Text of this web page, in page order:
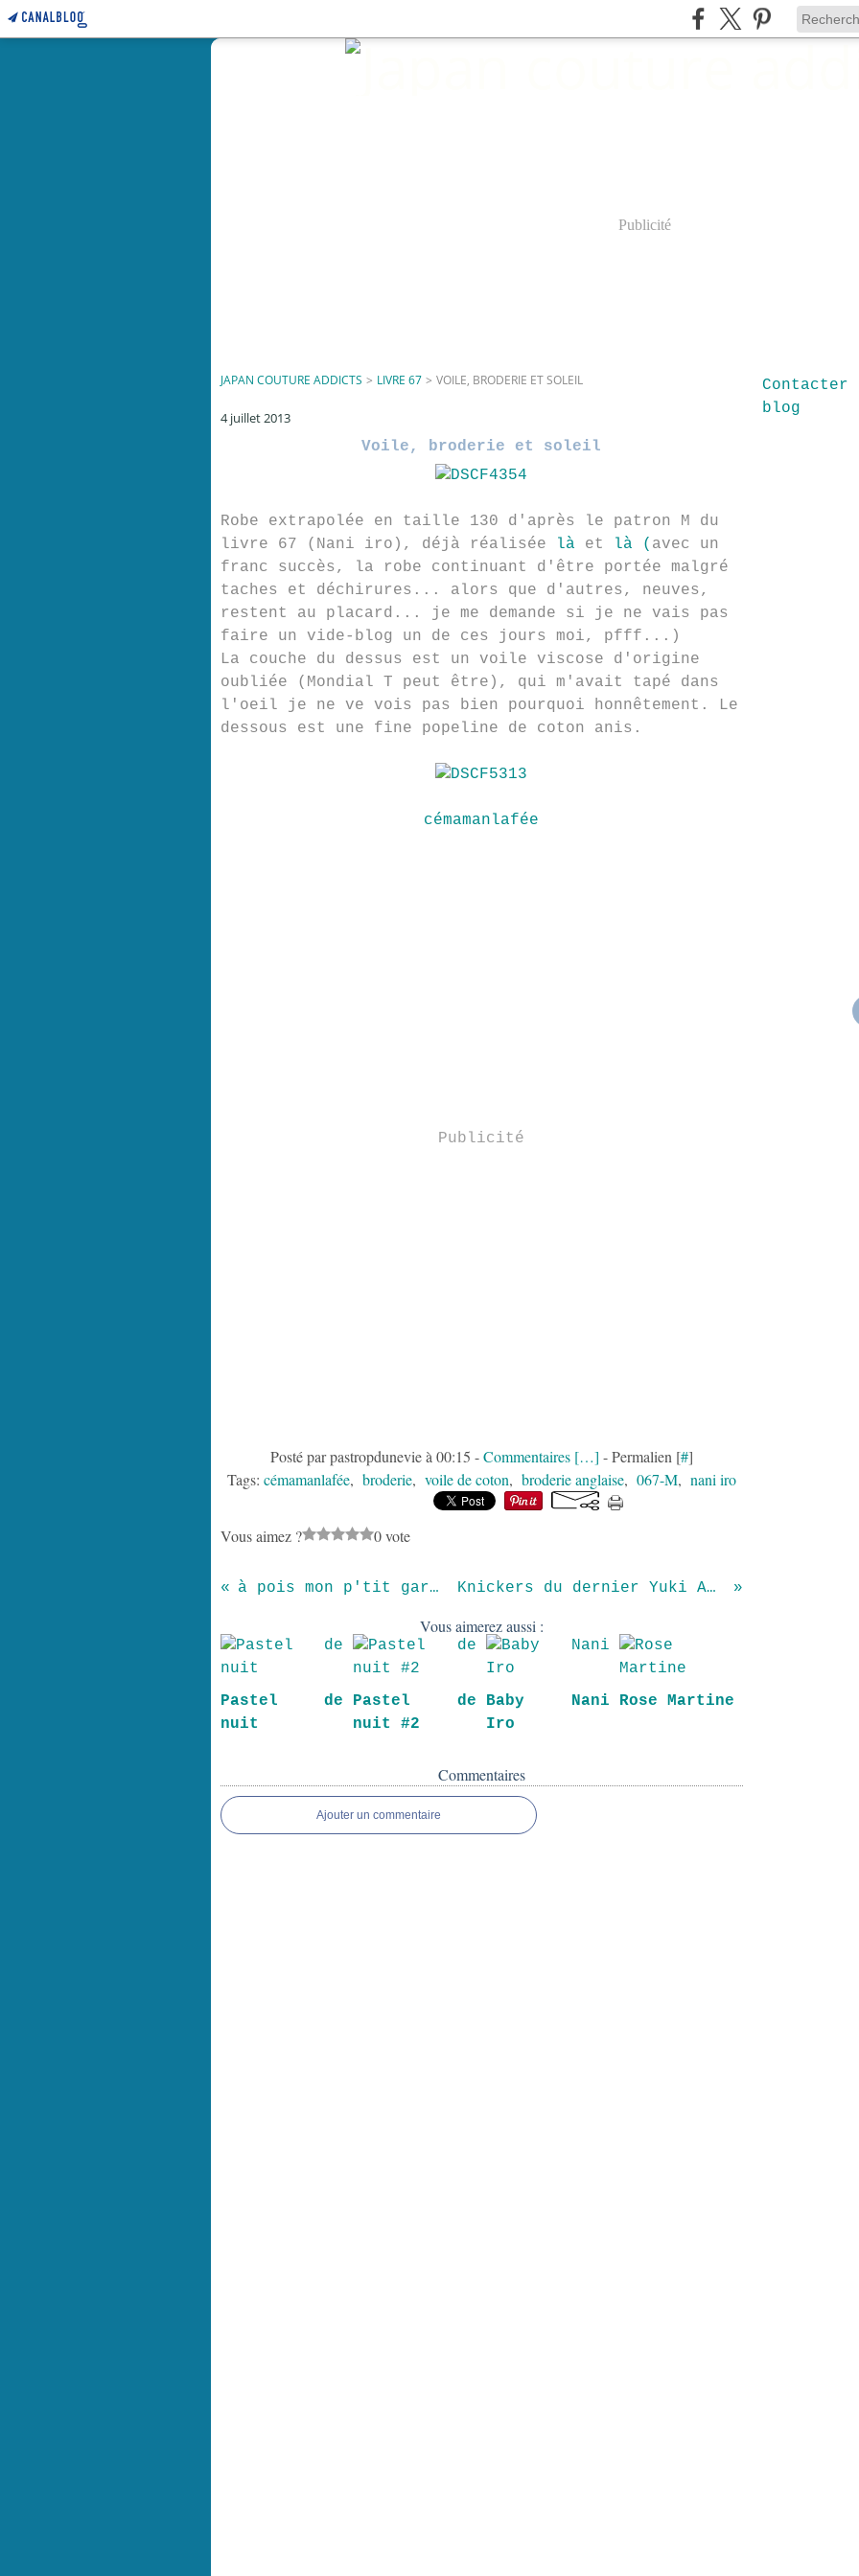
Publicité
JAPAN COUTURE ADDICTS > LIVRE 67 > VOILE, BRODERIE ET SOLEIL
4 juillet 2013
Voile, broderie et soleil
Robe extrapolée en taille 130 d'après le patron M du
livre 67 (Nani iro), déjà réalisée
là et là ( avec un
franc succès, la robe continuant d'être portée malgré
taches et déchirures... alors que d'autres, neuves,
restent au placard... je me demande si je ne vais pas
faire un vide-blog un de ces jours moi, pfff...)
La couche du dessus est un voile viscose d'origine
oubliée (Mondial T peut être), qui m'avait tapé dans
l'oeil je ne ve vois pas bien pourquoi honnêtement. Le
dessous est une fine popeline de coton anis.
cémamanlafée
Publicité
Posté par pastropdunevie à 00:15 -Commentaires […] - Permalien [#]
Tags: cémamanlafée, broderie, voile de coton, broderie anglaise, 067-M, nani iro
Vous aimez ? 0 vote
à pois mon p'tit gars ! Knickers du dernier Yuki Araki
Vous aimerez aussi :
Pastel de
nuit
Pastel de
nuit #2
Baby Nani
Iro
Rose Martine
Commentaires
Ajouter un commentaire
blog